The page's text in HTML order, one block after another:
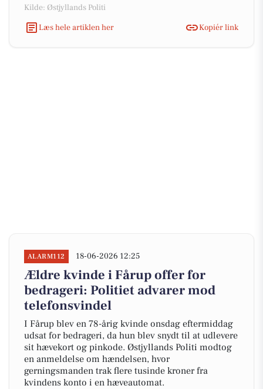
Kilde: Østjyllands Politi
Læs hele artiklen her
Kopiér link
ALARM112 18-06-2026 12:25
Ældre kvinde i Fårup offer for
bedrageri: Politiet advarer mod
telefonsvindel
I Fårup blev en 78-årig kvinde onsdag eftermiddag
udsat for bedrageri, da hun blev snydt til at udlevere
sit hævekort og pinkode. Østjyllands Politi modtog
en anmeldelse om hændelsen, hvor
gerningsmanden trak flere tusinde kroner fra
kvindens konto i en hæveautomat.